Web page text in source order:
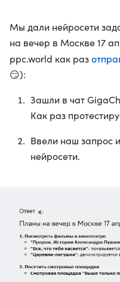
Мы дали нейросети
на вечер в Москве 17
ppc.world как раз
😏):
Зашли в чат
Как раз
Ввели наш запрос
нейросети.